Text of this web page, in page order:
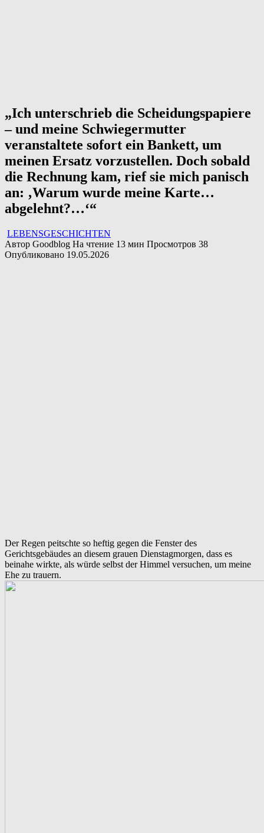
„Ich unterschrieb die Scheidungspapiere
– und meine Schwiegermutter
veranstaltete sofort ein Bankett, um
meinen Ersatz vorzustellen. Doch sobald
die Rechnung kam, rief sie mich panisch
an: ‚Warum wurde meine Karte…
abgelehnt?…‘“
LEBENSGESCHICHTEN
Автор Goodblog На чтение 13 мин Просмотров 38
Опубликовано 19.05.2026
Der Regen peitschte so heftig gegen die Fenster des
Gerichtsgebäudes an diesem grauen Dienstagmorgen, dass es
beinahe wirkte, als würde selbst der Himmel versuchen, um meine
Ehe zu trauern.